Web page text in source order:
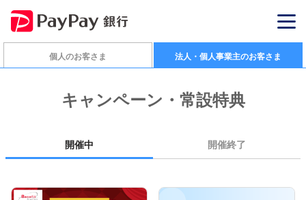
個人のお客さま 法人・個人事業主のお客さま
キャンペーン・常設特典
開催中 開催終了